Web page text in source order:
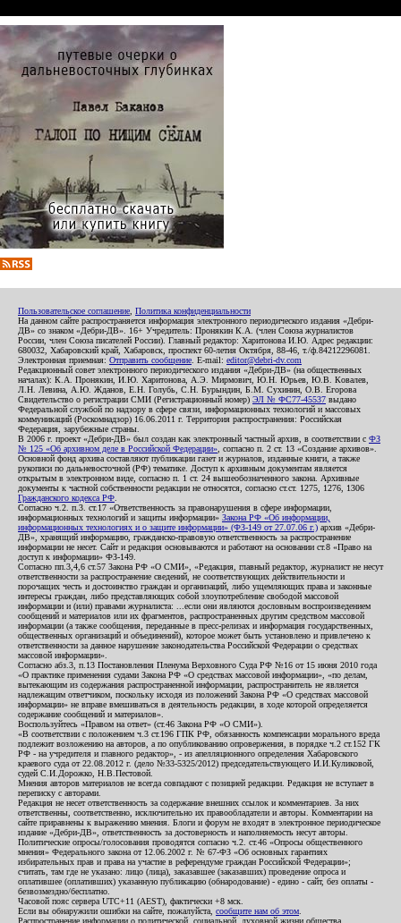
Пользовательское соглашение Политика конфиденциальности
На данном сайте распространяется информация электронного периодического издания «Дебри-
ДВ» со знаком «Дебри-ДВ». 16+ Учредитель: Пронякин К.А. (член Союза журналистов
России, член Союза писателей России). Главный редактор: Харитонова И.Ю. Адрес редакции:
680032, Хабаровский край, Хабаровск, проспект 60-летия Октября, 88-46, т./ф.84212296081.
Электронная приемная: Отправить сообщение . E-mail: editor@debri-dv.com
Редакционный совет электронного периодического издания «Дебри-ДВ» (на общественных
началах): К.А. Пронякин, И.Ю. Харитонова, А.Э. Мирмович, Ю.Н. Юрьев, Ю.В. Ковалев,
Л.Н. Левина, А.Ю. Жданов, Е.Н. Голубь, С.Н. Бурындин, Б.М. Сухинин, О.В. Егорова
Свидетельство о регистрации СМИ (Регистрационный номер) ЭЛ № ФС77-45537 выдано
Федеральной службой по надзору в сфере связи, информационных технологий и массовых
коммуникаций (Роскомнадзор) 16.06.2011 г. Территория распространения: Российская
Федерация, зарубежные страны.
В 2006 г. проект «Дебри-ДВ» был создан как электронный частный архив, в соответствии с ФЗ
№ 125 «Об архивном деле в Российской Федерации» , согласно п. 2 ст. 13 «Создание архивов».
Основной фонд архива составляют публикации газет и журналов, изданные книги, а также
рукописи по дальневосточной (РФ) тематике. Доступ к архивным документам является
открытым в электронном виде, согласно п. 1 ст. 24 вышеобозначенного закона. Архивные
документы к частной собственности редакции не относятся, согласно ст.ст. 1275, 1276, 1306
Гражданского кодекса РФ
Согласно ч.2. п.3. ст.17 «Ответственность за правонарушения в сфере информации,
информационных технологий и защиты информации» Закона РФ «Об информации,
информационных технологиях и о защите информации» (ФЗ-149 от 27.07.06 г.) архив «Дебри-
ДВ», хранящий информацию, гражданско-правовую ответственность за распространение
информации не несет. Сайт и редакция основываются и работают на основании ст.8 «Право на
доступ к информации» ФЗ-149.
Согласно пп.3,4,6 ст.57 Закона РФ «О СМИ», «Редакция, главный редактор, журналист не несут
ответственности за распространение сведений, не соответствующих действительности и
порочащих честь и достоинство граждан и организаций, либо ущемляющих права и законные
интересы граждан, либо представляющих собой злоупотребление свободой массовой
информации и (или) правами журналиста: ...если они являются дословным воспроизведением
сообщений и материалов или их фрагментов, распространенных другим средством массовой
информации (а также сообщения, переданные в пресс-релизах и информация государственных,
общественных организаций и объединений), которое может быть установлено и привлечено к
ответственности за данное нарушение законодательства Российской Федерации о средствах
массовой информации».
Согласно абз.3, п.13 Постановления Пленума Верховного Суда РФ №16 от 15 июня 2010 года
«О практике применения судами Закона РФ «О средствах массовой информации», «по делам,
вытекающим из содержания распространенной информации, распространитель не является
надлежащим ответчиком, поскольку исходя из положений Закона РФ «О средствах массовой
информации» не вправе вмешиваться в деятельность редакции, в ходе которой определяется
содержание сообщений и материалов».
Воспользуйтесь «Правом на ответ» (ст.46 Закона РФ «О СМИ»).
«В соответствии с положением ч.3 ст.196 ГПК РФ, обязанность компенсации морального вреда
подлежит возложению на авторов, а по опубликованию опровержения, в порядке ч.2 ст.152 ГК
РФ - на учредителя и главного редактор», - из апелляционного определения Хабаровского
краевого суда от 22.08.2012 г. (дело №33-5325/2012) председательствующего И.И.Куликовой,
судей С.И.Дорожко, Н.В.Пестовой.
Мнения авторов материалов не всегда совпадают с позицией редакции. Редакция не вступает в
переписку с авторами.
Редакция не несет ответственность за содержание внешних ссылок и комментариев. За них
ответственны, соответственно, исключительно их правообладатели и авторы. Комментарии на
сайте приравнены к выражению мнения. Блоги и форум не входят в электронное периодическое
издание «Дебри-ДВ», ответственность за достоверность и наполняемость несут авторы.
Политические опросы/голосования проводятся согласно ч.2. ст.46 «Опросы общественного
мнения» Федерального закона от 12.06.2002 г. № 67-ФЗ «Об основных гарантиях
избирательных прав и права на участие в референдуме граждан Российской Федерации»;
считать, там где не указано: лицо (лица), заказавшее (заказавших) проведение опроса и
оплатившее (оплативших) указанную публикацию (обнародование) - едино - сайт, без оплаты -
безвозмездно/бесплатно.
Часовой пояс сервера UTC+11 (AEST), фактически +8 мск.
Если вы обнаружили ошибки на сайте, пожалуйста, сообщите нам об этом
Распространение информации о политической, социальной, духовной жизни общества,